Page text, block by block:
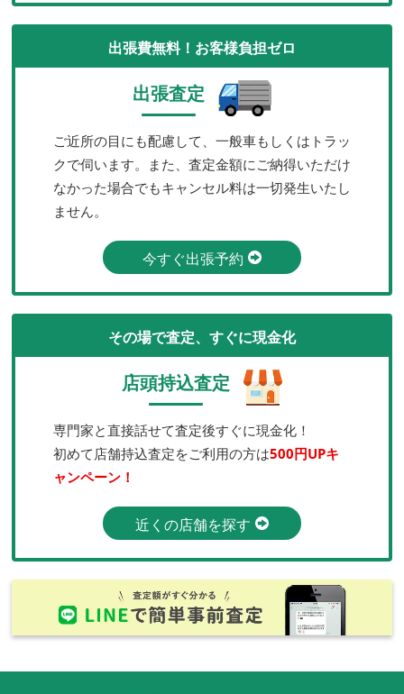
出張費無料！お客様負担ゼロ
出張査定
ご近所の目にも配慮して、一般車もしくはトラッ
クで伺います。また、査定金額にご納得いただけ
なかった場合でもキャンセル料は一切発生いたし
ません。
今すぐ出張予約
その場で査定、すぐに現金化
店頭持込査定
専門家と直接話せて査定後すぐに現金化！
初めて店舗持込査定をご利用の方は500円UPキ
ャンペーン！
近くの店舗を探す